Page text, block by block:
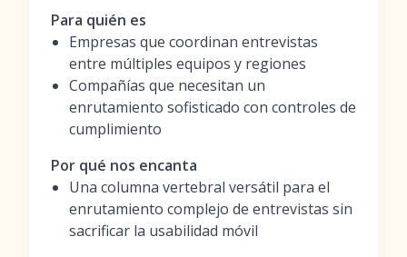
Para quién es
Empresas que coordinan entrevistas
entre múltiples equipos y regiones
Compañías que necesitan un
enrutamiento sofisticado con controles de
cumplimiento
Por qué nos encanta
Una columna vertebral versátil para el
enrutamiento complejo de entrevistas sin
sacrificar la usabilidad móvil